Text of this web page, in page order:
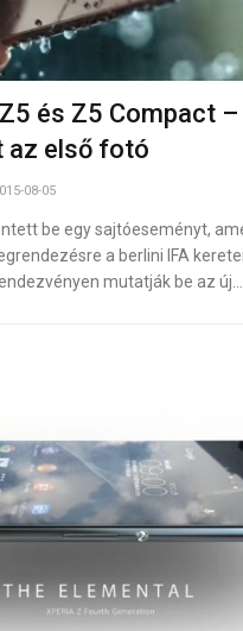
és Z5 Compact –
az első fotó
08-05
be egy sajtóeseményt,
a berlini IFA
mutatják be az új…